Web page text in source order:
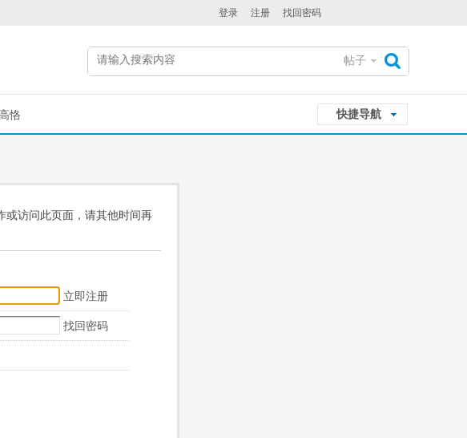
登录 注册 找回密码
帖子
快捷导航
恪
或访问此页面，请其他时间再
立即注册
找回密码